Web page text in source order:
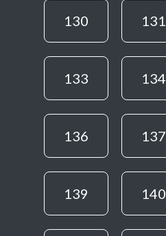
130 131
133 134
136 137
139 140